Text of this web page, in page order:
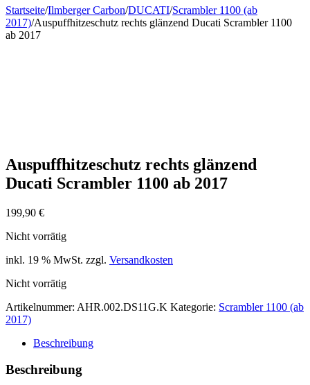
Startseite/Ilmberger Carbon/DUCATI/Scrambler 1100 (ab
2017)/Auspuffhitzeschutz rechts glänzend Ducati Scrambler 1100
ab 2017
Auspuffhitzeschutz rechts glänzend
Ducati Scrambler 1100 ab 2017
199,90 €
Nicht vorrätig
inkl. 19 % MwSt. zzgl. Versandkosten
Nicht vorrätig
Artikelnummer: AHR.002.DS11G.K Kategorie: Scrambler 1100 (ab
2017)
Beschreibung
Beschreibung